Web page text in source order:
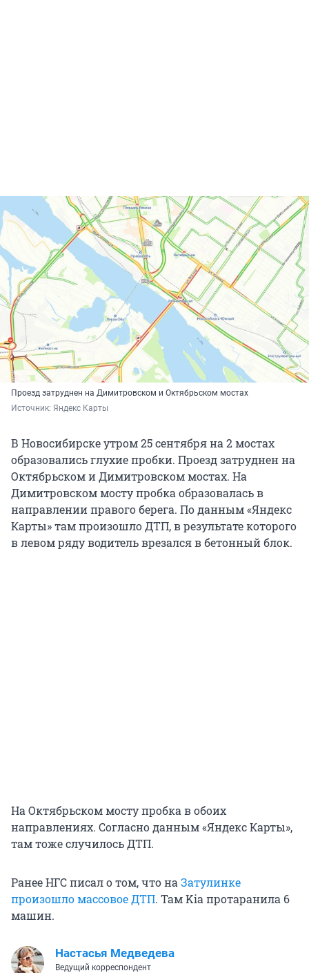
Проезд затруднен на Димитровском и Октябрьском мостах
Источник: Яндекс Карты
В Новосибирске утром 25 сентября на 2 мостах
образовались глухие пробки. Проезд затруднен на
Октябрьском и Димитровском мостах. На
Димитровском мосту пробка образовалась в
направлении правого берега. По данным «Яндекс
Карты» там произошло ДТП, в результате которого
в левом ряду водитель врезался в бетонный блок.
На Октябрьском мосту пробка в обоих
направлениях. Согласно данным «Яндекс Карты»,
там тоже случилось ДТП.
Ранее НГС писал о том, что на Затулинке
произошло массовое ДТП. Там Kia протаранила 6
машин.
Настасья Медведева
Ведущий корреспондент